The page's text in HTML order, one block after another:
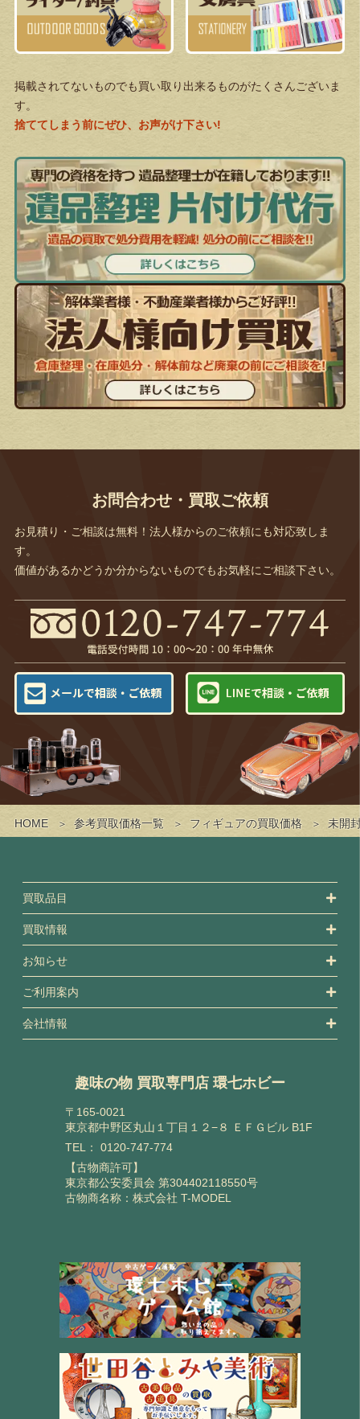
HOME 参考買取価格一覧 フィギュアの買取価格 未開
掲載されてないものでも買い取り出来るものがたくさんございま
す。
捨ててしまう前にぜひ、お声がけ下さい!
お問合わせ・買取ご依頼
お見積り・ご相談は無料！法人様からのご依頼にも対応致しま
す。
価値があるかどうか分からないものでもお気軽にご相談下さい。
買取品目
買取情報
お知らせ
ご利用案内
会社情報
趣味の物 買取専門店 環七ホビー
〒165-0021
東京都中野区丸山１丁目１２−８ ＥＦＧビル B1F
TEL： 0120-747-774
【古物商許可】
東京都公安委員会 第304402118550号
古物商名称：株式会社 T-MODEL